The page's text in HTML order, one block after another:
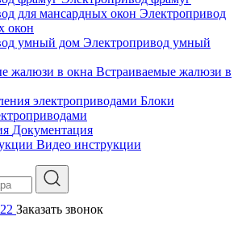
Электропривод
окон
Электропривод умный
Встраиваемые жалюзи в
Блоки
Документация
Видео инструкции
Заказать звонок